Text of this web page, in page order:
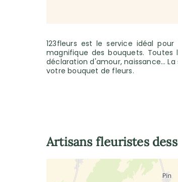
123fleurs est le service idéal
magnifique des bouquets.
déclaration d'amour, naissance…
votre bouquet de fleurs.
Artisans fleuristes